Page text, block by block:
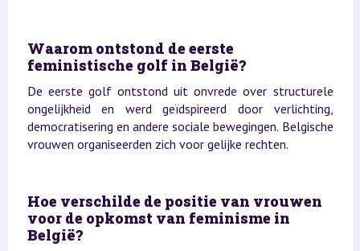
Waarom ontstond de eerste
feministische golf in België?
De eerste golf ontstond uit onvrede over structurele
ongelijkheid en werd geïdspireerd door verlichting,
democratisering en andere sociale bewegingen. Belgische
vrouwen organiseerden zich voor gelijke rechten.
Hoe verschilde de positie van vrouwen
voor de opkomst van feminisme in
België?